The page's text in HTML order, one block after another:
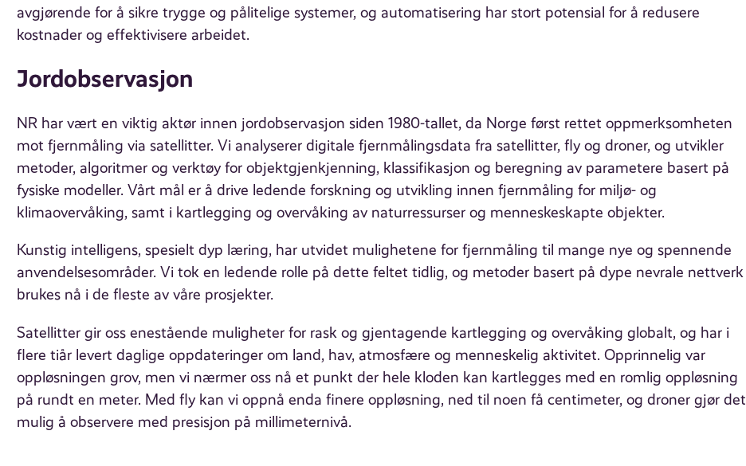
avgjørende for å sikre trygge og pålitelige systemer, og automatisering har stort potensial for å redusere
kostnader og effektivisere arbeidet.
Jordobservasjon
NR har vært en viktig aktør innen jordobservasjon siden 1980-tallet, da Norge først rettet oppmerksomheten
mot fjernmåling via satellitter. Vi analyserer digitale fjernmålingsdata fra satellitter, fly og droner, og utvikler
metoder, algoritmer og verktøy for objektgjenkjenning, klassifikasjon og beregning av parametere basert på
fysiske modeller. Vårt mål er å drive ledende forskning og utvikling innen fjernmåling for miljø- og
klimaovervåking, samt i kartlegging og overvåking av naturressurser og menneskeskapte objekter.
Kunstig intelligens, spesielt dyp læring, har utvidet mulighetene for fjernmåling til mange nye og spennende
anvendelsesområder. Vi tok en ledende rolle på dette feltet tidlig, og metoder basert på dype nevrale nettverk
brukes nå i de fleste av våre prosjekter.
Satellitter gir oss enestående muligheter for rask og gjentagende kartlegging og overvåking globalt, og har i
flere tiår levert daglige oppdateringer om land, hav, atmosfære og menneskelig aktivitet. Opprinnelig var
oppløsningen grov, men vi nærmer oss nå et punkt der hele kloden kan kartlegges med en romlig oppløsning
på rundt en meter. Med fly kan vi oppnå enda finere oppløsning, ned til noen få centimeter, og droner gjør det
mulig å observere med presisjon på millimeternivå.